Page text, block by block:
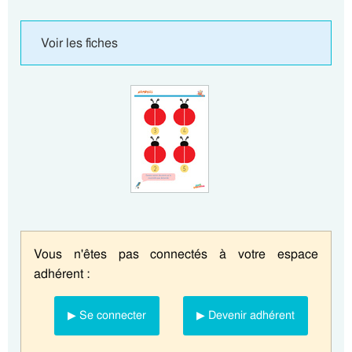
Voir les fiches
Vous n'êtes pas connectés à votre espace
adhérent :
▶ Se connecter ▶ Devenir adhérent